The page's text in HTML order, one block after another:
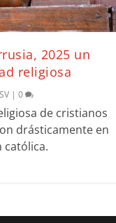
2025 un
religiosa
|0
de cristianos
drásticamente en
católica.